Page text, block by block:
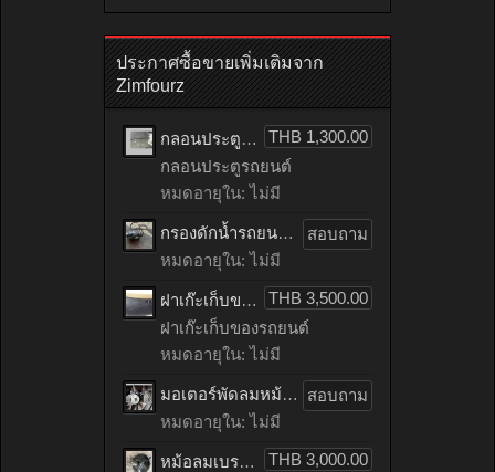
ประกาศซื้อขายเพิ่มเติมจาก
Zimfourz
THB 1,300.00
กลอนประตูรถยนต์ HONDA accord เก่าญี่ปุ่น
กลอนประตูรถยนต์
หมดอายุใน: ไม่มี
สอบถาม
กรองดักน้ำรถยนต์ toyota TIGER เก่าญี่ปุ่น
หมดอายุใน: ไม่มี
THB 3,500.00
ฝาเก๊ะเก็บของรถยนต์ benz C200 CGI เก่าญี่ปุ่น
ฝาเก๊ะเก็บของรถยนต์
หมดอายุใน: ไม่มี
สอบถาม
มอเตอร์พัดลมหม้อน้ำรถยนต์ HONDA ACCORD เก่าญี่ปุ่น
หมดอายุใน: ไม่มี
THB 3,000.00
หม้อลมเบรครถยนต์ mitsubishi LANCER EX เก่าญี่ปุ่น